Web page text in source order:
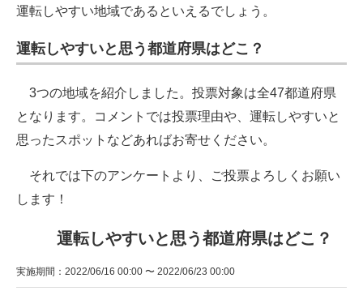
運転しやすい地域であるといえるでしょう。
運転しやすいと思う都道府県はどこ？
3つの地域を紹介しました。投票対象は全47都道府県
となります。コメントでは投票理由や、運転しやすいと
思ったスポットなどあればお寄せください。
それでは下のアンケートより、ご投票よろしくお願い
します！
運転しやすいと思う都道府県はどこ？
実施期間：2022/06/16 00:00 〜 2022/06/23 00:00